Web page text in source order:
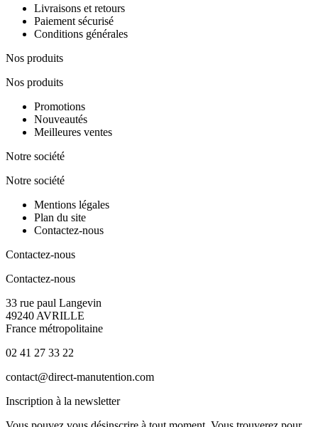
Livraisons et retours
Paiement sécurisé
Conditions générales
Nos produits
Nos produits
Promotions
Nouveautés
Meilleures ventes
Notre société
Notre société
Mentions légales
Plan du site
Contactez-nous
Contactez-nous
Contactez-nous
33 rue paul Langevin
49240 AVRILLE
France métropolitaine
02 41 27 33 22
contact@direct-manutention.com
Inscription à la newsletter